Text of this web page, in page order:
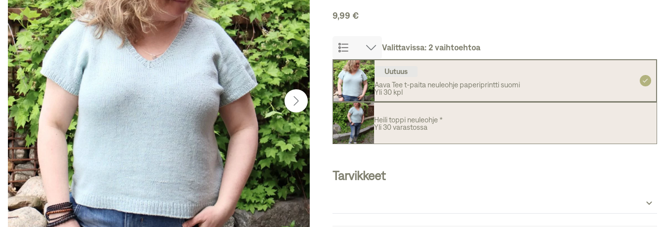
9,99 €
Valittavissa: 2 vaihtoehtoa
Uutuus
Aava Tee t-paita neuleohje paperiprintti suomi
Yli 30 kpl
Heili toppi neuleohje *
Yli 30 varastossa
Tarvikkeet